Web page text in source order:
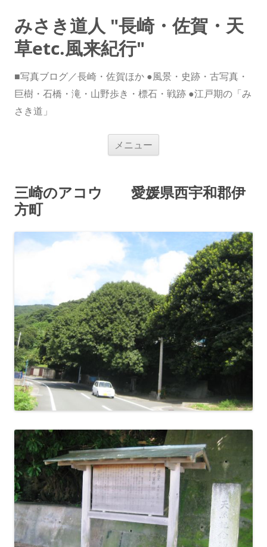
みさき道人 "長崎・佐賀・天
草etc.風来紀行"
■写真ブログ／長崎・佐賀ほか ●風景・史跡・古写真・
巨樹・石橋・滝・山野歩き・標石・戦跡 ●江戸期の「み
さき道」
メニュー
ス
キ
三崎のアコウ 愛媛県西宇和郡伊
方町